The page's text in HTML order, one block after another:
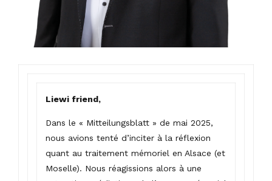
Liewi friend,
Dans le « Mitteilungsblatt » de mai 2025,
nous avions tenté d’inciter à la réflexion
quant au traitement mémoriel en Alsace (et
Moselle). Nous réagissions alors à une